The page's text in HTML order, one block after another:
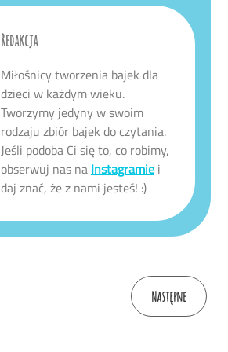
Redakcja
Miłośnicy tworzenia bajek dla
dzieci w każdym wieku.
Tworzymy jedyny w swoim
rodzaju zbiór bajek do czytania.
Jeśli podoba Ci się to, co robimy,
obserwuj nas na Instagramie i
daj znać, że z nami jesteś! :)
Następne